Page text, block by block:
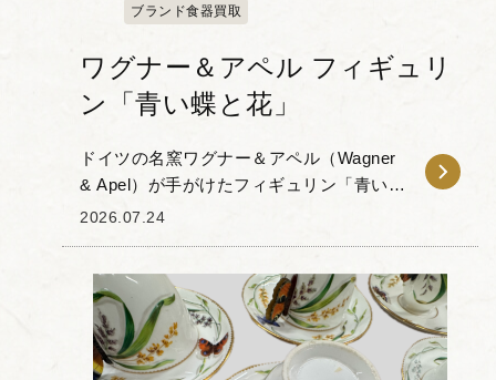
ブランド食器買取
ワグナー＆アペル フィギュリ
ン「青い蝶と花」
ドイツの名窯ワグナー＆アペル（Wagner
& Apel）が手がけたフィギュリン「青い蝶
と花」をお譲りいただきました。 本作
2026.07.24